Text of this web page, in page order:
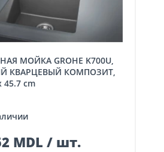
КВАРЦЕВЫЙ КОМПОЗИТ,
45.7 cm
MDL / шт.